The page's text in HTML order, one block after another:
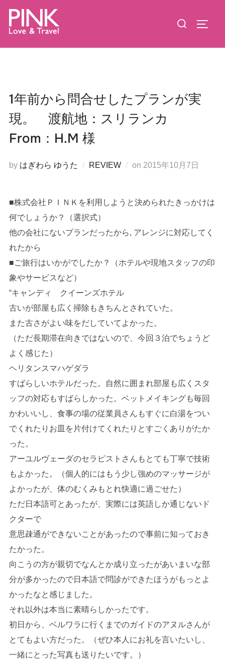
ン
検
対
1年前から問合せしたプランが実
現。 渡航地：スリランカ
From：H.M 様
by はぎわら ゆうた REVIEW on 投
2015年10月7日
■株式会社ＰＩＮＫを利用しようと決められたきっかけは
何でしょうか？（選択式）
他の会社にないプランだったから, アレンジに対応してく
れたから
■ご旅行はいかがでしたか？（ホテルや現地スタッフの印
象やサービスなど）
“キャンディ クイーンズホテル
古いが部屋も広く掃除もきちんとされていた。
また古さがよい味をだしていてよかった。
（ただ長期滞在向きではないので、今回３泊でちょうど
よく感じた）
ヘリタンスマハゲダラ
すばらしいホテルだった。自然に囲まれ部屋も広くスタ
ッフの対応もすばらしかった。ベットメイキングも毎回
かわいいし、食事の場の従業員さんもすぐに白湯をつい
でくれたりお皿を片付けてくれたりとすごくありがたか
った。
アーユルヴェーダのセラピストさんもとても丁寧で技術
もよかった。（個人的にはもう少し強めのマッサージが
よかったが、体のむくみもとれ快適に過ごせた）
ただ日本語可とあったが、実際には英語しか通じないド
クターで
意思疎通ができないことがあったので事前に知っておき
たかった。
向こうの方が親切でなんとか成り立ったがあいまいな部
分が多かったので日本語で問診ができたほうがもっとよ
かったなと感じました。
それ以外は本当に素晴らしかったです。
初日から、ベルワラに行くまでのガイドのアヌルさんが
とてもよい方だった。（ぜひ本人にお礼を言いたいし、
一緒にとった写真も送りたいです。）